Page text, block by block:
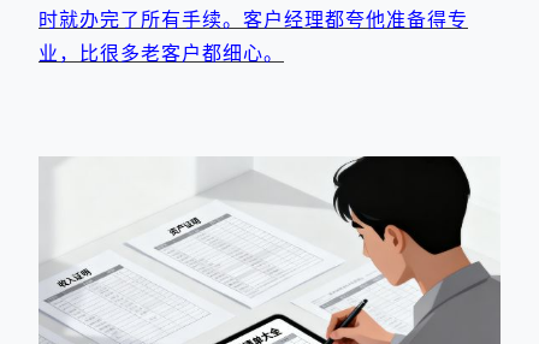
时就办完了所有手续。客户经理都夸他准备得专
业，比很多老客户都细心。